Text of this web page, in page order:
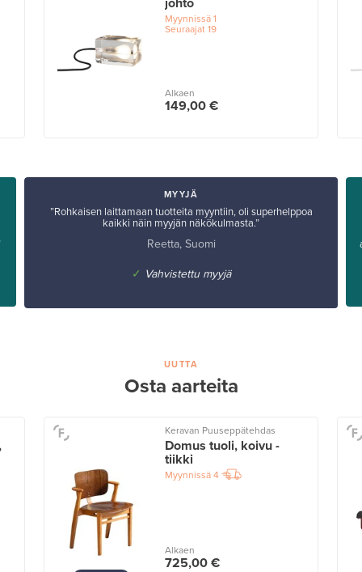
johto
Myynnissä1
Seuraajat19
Alkaen
149,00 €
MYYJÄ
”Rohkaisen laittamaan tuotteita myyntiin, oli superhelppoa
kaikki näin myyjän näkökulmasta.”
Reetta, Suomi
✓ Vahvistettu myyjä
UUTTA
Osta aarteita
Keravan Puuseppätehdas
Domus tuoli, koivu -
tiikki
Myynnissä4
Alkaen
725,00 €